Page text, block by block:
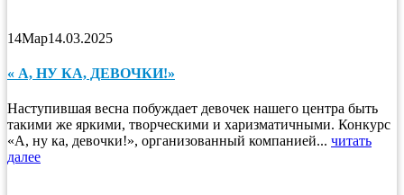
14Мар14.03.2025
« А, НУ КА, ДЕВОЧКИ!»
Наступившая весна побуждает девочек нашего центра быть
такими же яркими, творческими и харизматичными. Конкурс
«А, ну ка, девочки!», организованный компанией... читать
далее